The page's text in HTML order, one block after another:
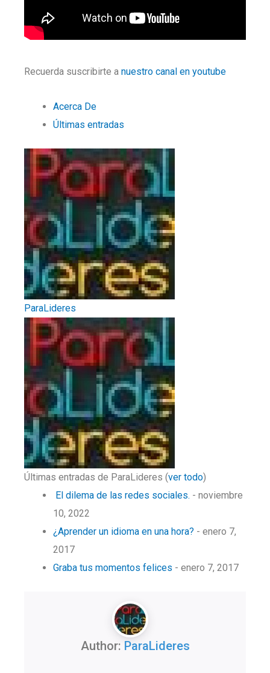
Recuerda suscribirte a nuestro canal en youtube
Acerca De
Últimas entradas
ParaLideres
Últimas entradas de ParaLideres (ver todo)
El dilema de las redes sociales. - noviembre
10, 2022
¿Aprender un idioma en una hora? - enero 7,
2017
Graba tus momentos felices - enero 7, 2017
Author: ParaLideres